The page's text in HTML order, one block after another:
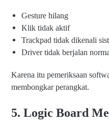
Gesture hilang
Klik tidak aktif
Trackpad tidak dikenali
Driver tidak berjalan
Karena itu pemeriksaan
membongkar perangkat.
5. Logic Board